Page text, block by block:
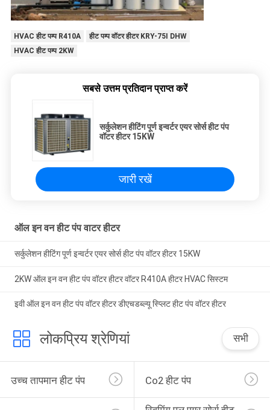
HVAC हीट पम्प R410A
हीट पम्प वॉटर हीटर KRY-75I DHW
HVAC हीट पम्प 2KW
सबसे उत्तम प्रतिदान प्राप्त करें
सर्कुलेशन हीटिंग पूर्ण इन्वर्टर एयर सोर्स हीट पंप
वॉटर हीटर 15KW
जारी रखें
ऑल इन वन हीट पंप वाटर हीटर
सर्कुलेशन हीटिंग पूर्ण इन्वर्टर एयर सोर्स हीट पंप वॉटर हीटर 15KW
2KW ऑल इन वन हीट पंप वॉटर हीटर वॉटर R410A हीटर HVAC सिस्टम
इवी ऑल इन वन हीट पंप वॉटर हीटर डीएचडब्ल्यू स्प्लिट हीट पंप वॉटर हीटर
लोकप्रिय श्रेणियां सभी
उच्च तापमान हीट पंप Co2 हीट पंप